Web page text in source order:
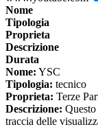
Nome
Tipologia
Proprieta
Descrizione
Durata
Nome: YSC
Tipologia: tecnico
Proprieta: Terze
Descrizione:
traccia delle